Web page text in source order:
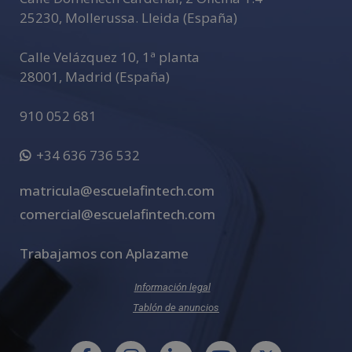
25230, Mollerussa. Lleida (España)
Calle Velázquez 10, 1ª planta
28001 , Madrid (España)
910 052 681
+34 636 736 532
matricula@escuelafintech.com
comercial@escuelafintech.com
Trabajamos con Aplazame
Información legal
Tablón de anuncios